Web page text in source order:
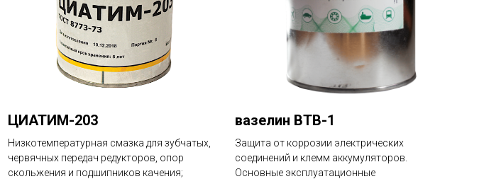
ЦИАТИМ-203
Низкотемпературная смазка для зубчатых,
червячных передач редукторов, опор
скольжения и подшипников качения;
вазелин ВТВ-1
Защита от коррозии электрических
соединений и клемм аккумуляторов.
Основные эксплуатационные